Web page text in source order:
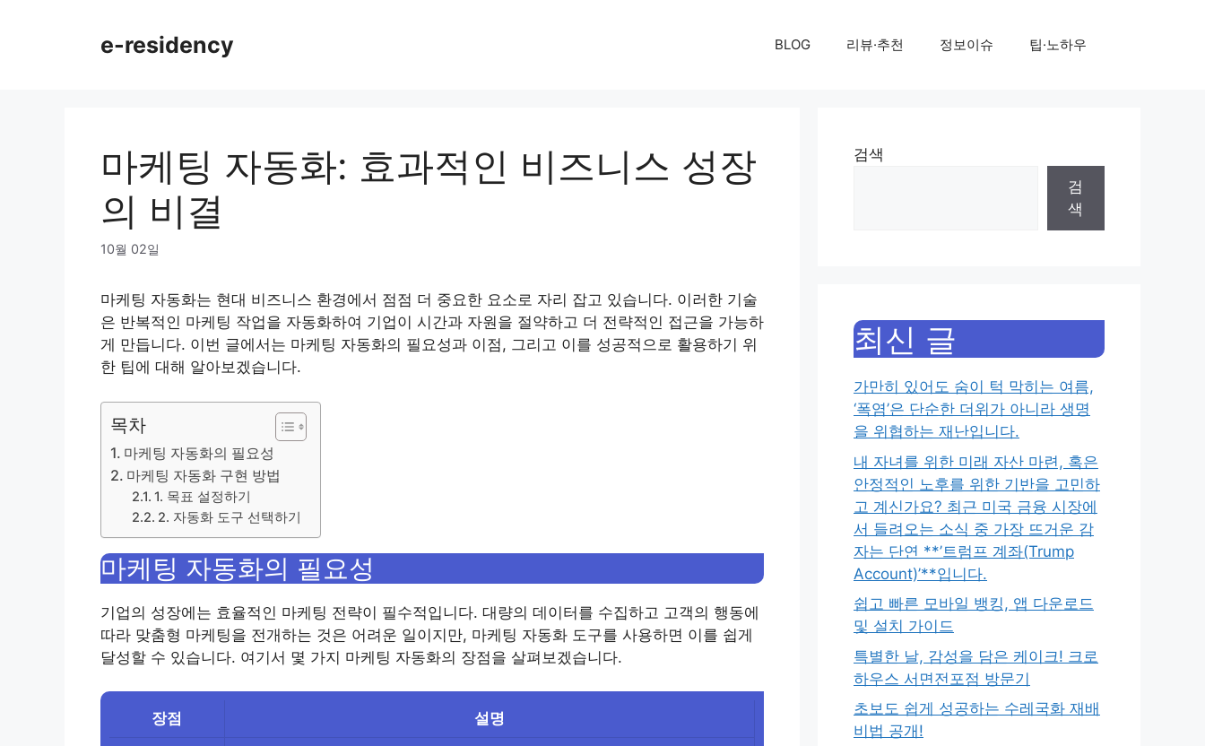
e-residency BLOG 리뷰·추천 정보이슈 팁·노하우
마케팅 자동화: 효과적인 비즈니스 성장
의 비결
10월 02일
마케팅 자동화는 현대 비즈니스 환경에서 점점 더 중요한 요소로 자리 잡고 있습니다. 이러한 기술
은 반복적인 마케팅 작업을 자동화하여 기업이 시간과 자원을 절약하고 더 전략적인 접근을 가능하
게 만듭니다. 이번 글에서는 마케팅 자동화의 필요성과 이점, 그리고 이를 성공적으로 활용하기 위
한 팁에 대해 알아보겠습니다.
목차
마케팅 자동화의 필요성
마케팅 자동화 구현 방법
1. 목표 설정하기
2. 자동화 도구 선택하기
마케팅 자동화의 필요성
기업의 성장에는 효율적인 마케팅 전략이 필수적입니다. 대량의 데이터를 수집하고 고객의 행동에
따라 맞춤형 마케팅을 전개하는 것은 어려운 일이지만, 마케팅 자동화 도구를 사용하면 이를 쉽게
달성할 수 있습니다. 여기서 몇 가지 마케팅 자동화의 장점을 살펴보겠습니다.
장점 설명
검색
검
색
최신 글
가만히 있어도 숨이 턱 막히는 여름,
‘폭염’은 단순한 더위가 아니라 생명
을 위협하는 재난입니다.
내 자녀를 위한 미래 자산 마련, 혹은
안정적인 노후를 위한 기반을 고민하
고 계신가요? 최근 미국 금융 시장에
서 들려오는 소식 중 가장 뜨거운 감
자는 단연 **’트럼프 계좌(Trump
Account)’**입니다.
쉽고 빠른 모바일 뱅킹, 앱 다운로드
및 설치 가이드
특별한 날, 감성을 담은 케이크! 크로
하우스 서면전포점 방문기
초보도 쉽게 성공하는 수레국화 재배
비법 공개!